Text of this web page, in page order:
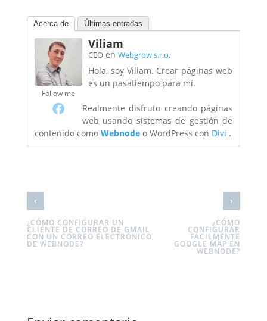
Acerca de Últimas entradas
Follow me
Viliam
CEOen Webgrow s.r.o.
Hola, soy Viliam. Crear páginas web
es un pasatiempo para mí.
Realmente disfruto creando páginas
web usando sistemas de gestión de
contenido como Webnode o WordPress con Divi .
‹
¿CÓMO CONFIGURAR UN
CLIENTE DE CORREO DE GMAIL
CON UN CORREO ELECTRÓNICO
DE WEBNODE?
›
¿CÓMO
CONFIGURAR
FÁCILMENTE
GOOGLE MAP EN
WEBNODE?